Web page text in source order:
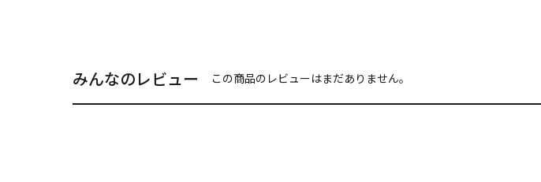
みんなのレビュー この商品のレビューはまだありません。